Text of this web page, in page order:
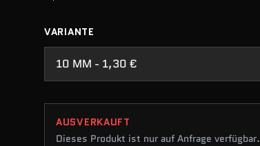
VARIANTE
10 MM - 1,30 €
AUSVERKAUFT
Dieses Produkt ist nur auf Anfrage verfügbar.